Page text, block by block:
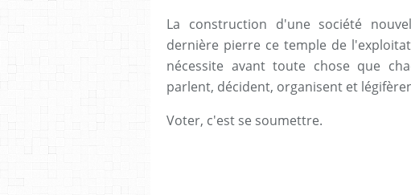
La construction d'une société
dernière pierre ce temple de
nécessite avant toute chose que
parlent, décident, organisent et
Voter, c'est se soumettre.